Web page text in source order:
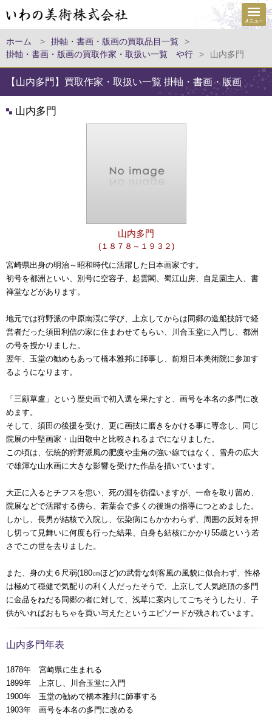
ホーム > 掛軸・書画・版画の買取品目一覧
>
掛軸・書画・版画の買取作家・取扱い一覧 や行
> 山内多門
【山内多門】買取作家・取扱い一覧 掛軸・書画・版画
山内多門
山内多門
(１８７８～１９３２)
宮崎県出身の明治～昭和時代に活躍した日本画家です。
初号を都洲といい、別号に空容子、起雲閣、蜀江山房、自足園主人、書
禅堂などがあります。
地元では狩野派の中原南渓に学び、上京してからは同郷の造船技師で経
営者だった須田利信の家に住まわせてもらい、川合玉堂に入門し、都洲
の号を授かりました。
翌年、玉堂の勧めもあって橋本雅邦に師事し、前期日本美術院に参加す
るようになります。
「三顧草盧」という歴史画で初入選を果たすと、画号を本名の多門に改
めます。
そして、須田の後援を受け、更に画技に磨きをかける事に専念し、同じ
院展の中堅画家・山田敬中と比較されるまでになりました。
この頃は、伝統的狩野派風の肥痩や圭角の強い線ではなく、雪舟の広大
で雄渾な山水画に大きな影響を受けた作品を描いています。
大正に入るとチフスを患い、死の淵を彷徨いますが、一命を取り留め、
院展などで活躍する傍ら、若葉会で多くの後進の指導につとめました。
しかし、長男が結核で入院し、伝染病にもかかわらず、周囲の反対を押
し切って見舞いに何度も行った結果、自身も結核にかかり55歳という若
さでこの世を去りました。
また、身の丈６尺弱(180㎝ほど)の武骨な剣客風の風貌に似合わず、性格
は極めて穏健で気配りの利く人だったそうで、上京して人気絶頂の多門
に金品をねだる同郷の者に対して、浅草に案内してごちそうしたり、子
供がいればおもちゃを買い与えたというエピソードが残されています。
山内多門年表
1878年 宮崎県に生まれる
1899年 上京し、川合玉堂に入門
1900年 玉堂の勧めで橋本雅邦に師事する
1903年 画号を本名の多門に改める